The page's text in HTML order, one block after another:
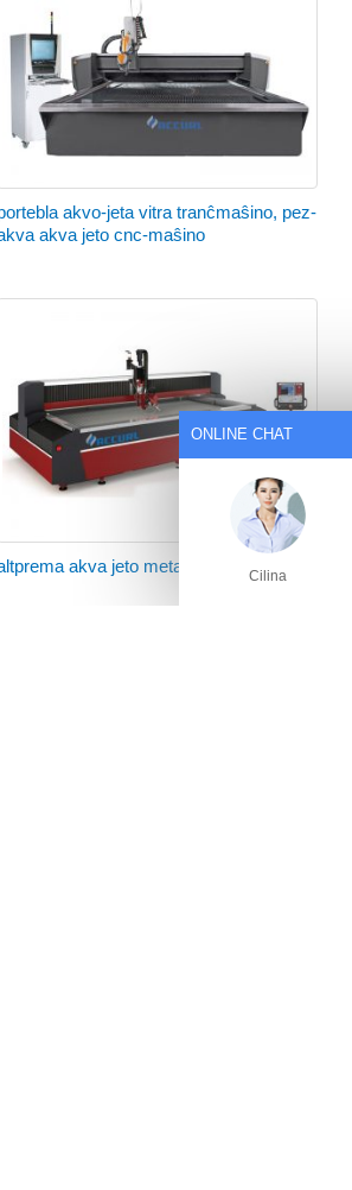
akvo-jeta vitra tranĉmaŝino, pez-
akva jeto cnc-maŝino
akva jeto metala tranĉmaŝino
ONLINE CHAT
Cilina